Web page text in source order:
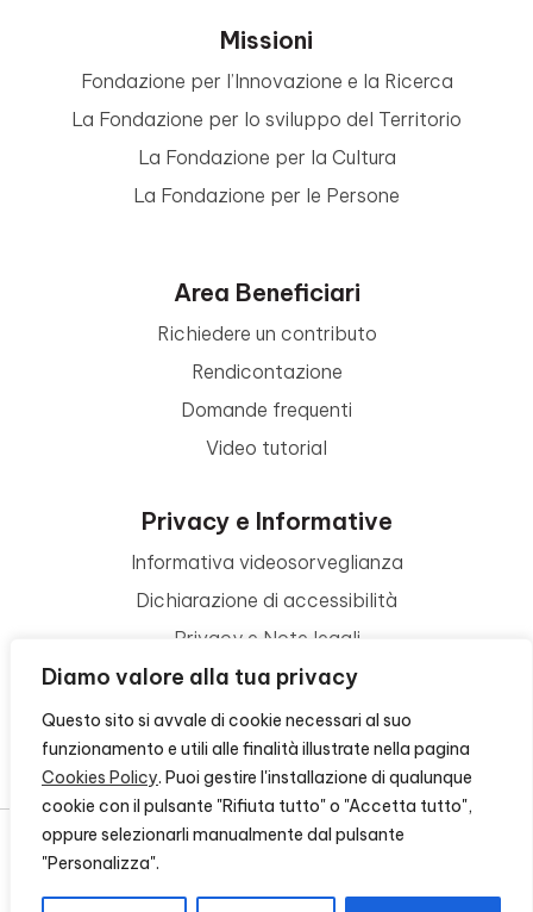
Diamo valore alla tua privacy
Questo sito si avvale di cookie necessari al suo
funzionamento e utili alle finalità illustrate nella pagina
Cookies Policy. Puoi gestire l'installazione di qualunque
cookie con il pulsante "Rifiuta tutto" o "Accetta tutto",
oppure selezionarli manualmente dal pulsante
"Personalizza".
Missioni
Fondazione per l’Innovazione e la Ricerca
La Fondazione per lo sviluppo del Territorio
La Fondazione per la Cultura
La Fondazione per le Persone
Area Beneficiari
Richiedere un contributo
Rendicontazione
Domande frequenti
Video tutorial
Privacy e Informative
Informativa videosorveglianza
Dichiarazione di accessibilità
Privacy e Note legali
Termini di utilizzo
Cookie policy
Contattaci
CREDITS